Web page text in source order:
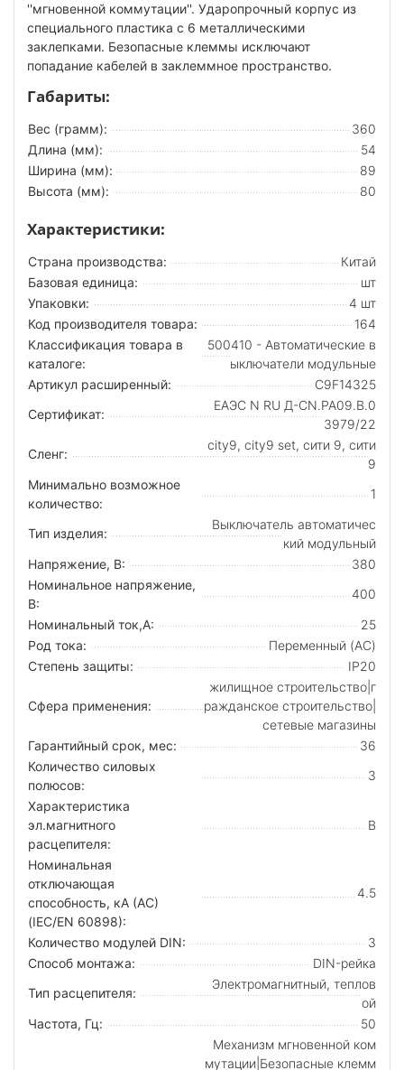
''мгновенной коммутации''. Ударопрочный корпус из
специального пластика с 6 металлическими
заклепками. Безопасные клеммы исключают
попадание кабелей в заклеммное пространство.
Габариты:
Вес (грамм):
360
Длина (мм):
54
Ширина (мм):
89
Высота (мм):
80
Характеристики:
Страна производства:
Китай
Базовая единица:
шт
Упаковки:
4 шт
Код производителя товара:
164
Классификация товара в
каталоге:
500410 - Автоматические в
ыключатели модульные
Артикул расширенный:
C9F14325
Сертификат:
ЕАЭС N RU Д-CN.РА09.B.0
3979/22
Сленг:
city9, city9 set, сити 9, сити
9
Минимально возможное
количество:
1
Тип изделия:
Выключатель автоматичес
кий модульный
Напряжение, В:
380
Номинальное напряжение,
В:
400
Номинальный ток,А:
25
Род тока:
Переменный (AC)
Степень защиты:
IP20
Сфера применения:
жилищное строительство|г
ражданское строительство|
сетевые магазины
Гарантийный срок, мес:
36
Количество силовых
полюсов:
3
Характеристика
эл.магнитного
расцепителя:
B
Номинальная
отключающая
способность, кA (AC)
(IEC/EN 60898):
4.5
Количество модулей DIN:
3
Способ монтажа:
DIN-рейка
Тип расцепителя:
Электромагнитный, теплов
ой
Частота, Гц:
50
Механизм мгновенной ком
мутации|Безопасные клемм